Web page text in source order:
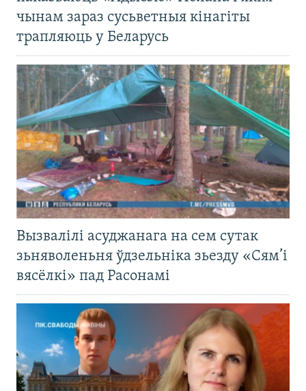
чынам зараз сусьветныя кінагіты
трапляюць у Беларусь
Вызвалілі асуджанага на сем сутак
зьняволеньня ўдзельніка зьезду «Сям’і
вясёлкі» пад Расонамі